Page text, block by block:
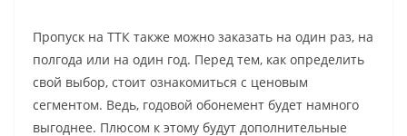
Пропуск на ТТК также можно заказать на один раз, на
полгода или на один год. Перед тем, как определить
свой выбор, стоит ознакомиться с ценовым
сегментом. Ведь, годовой обонемент будет намного
выгоднее. Плюсом к этому будут дополнительные